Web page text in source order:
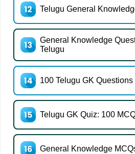
Telugu General
General Knowledge
Telugu
100 Telugu GK
Telugu GK Quiz: 100
General Knowledge